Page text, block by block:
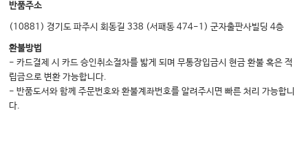
반품주소
(10881) 경기도 파주시 회동길 338 (서패동 474-1) 군자출판사빌딩 4층
환불방법
- 카드결제 시 카드 승인취소절차를 밟게 되며 무통장입금시 현금 환불 혹은 적
립금으로 변환 가능합니다.
- 반품도서와 함께 주문번호와 환불계좌번호를 알려주시면 빠른 처리 가능합니
다.